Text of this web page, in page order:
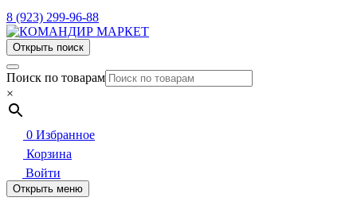
8 (923) 299-96-88
Открыть поиск
Поиск по товарам
×
0 Избранное
Корзина
Войти
Открыть меню